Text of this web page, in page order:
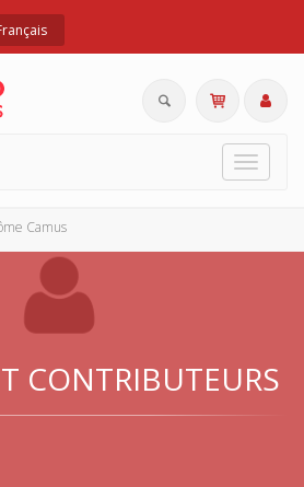
Toggle
Camus
CONTRIBUTEURS